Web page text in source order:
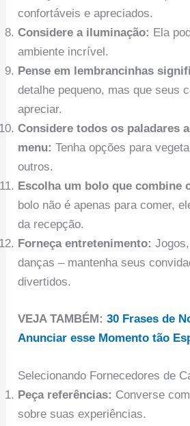
confortáveis e apreciados.
Considere a iluminação: Ela
ambiente incrível.
Pense em lembrancinhas
detalhe pequeno, mas que seus
apreciar.
Considere todos os paladares
menu: Tenha opções para
outros.
Escolha um bolo que combine
bolo não é apenas para comer,
da recepção.
Forneça entretenimento:
danças – mantenha seus
divertidos.
VEJA TAMBÉM:30 Frases de
Anunciar esse Momento tão
Selecionando Fornecedores de
Peça referências: Converse
sobre suas experiências.